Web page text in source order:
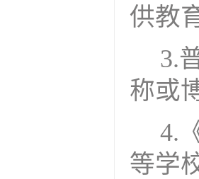
供教
3.
称或
4.
等学